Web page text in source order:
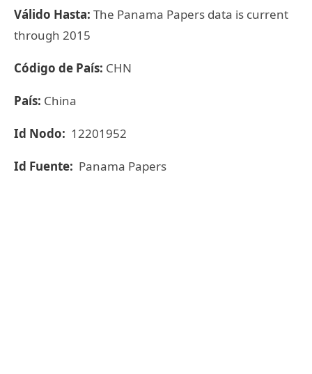
Válido Hasta: The Panama Papers data is current
through 2015
Código de País: CHN
País: China
Id Nodo: 12201952
Id Fuente: Panama Papers